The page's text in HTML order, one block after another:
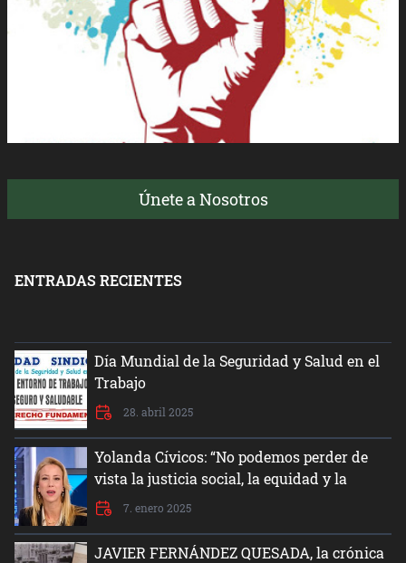
Únete a Nosotros
ENTRADAS RECIENTES
Día Mundial de la Seguridad y Salud en el
Trabajo
28. abril 2025
Yolanda Cívicos: “No podemos perder de
vista la justicia social, la equidad y la
dignidad del ser humano”
7. enero 2025
JAVIER FERNÁNDEZ QUESADA, la crónica